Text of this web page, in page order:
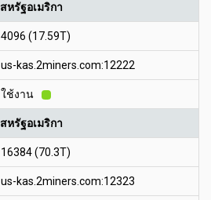
สหรัฐอเมริกา
4096 (17.59T)
us-kas.2miners.com:12222
ใช้งาน
สหรัฐอเมริกา
16384 (70.3T)
us-kas.2miners.com:12323